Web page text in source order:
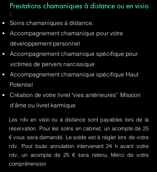
Prestations chamaniques à distance ou en visio
:
Soins chamaniques à distance.
Accompagnement chamanique pour votre
développement personnel
Accompagnement chamanique spécifique pour
victimes de pervers narcissique
Accompagnement chamanique spécifique Haut
Potentiel
Création de votre livret "vies antérieures" Mission
d'âme ou livret karmique
Les rdv en visio ou à distance sont payables lors de la
réservation. Pour les soins en cabinet, un acompte de 25
€ vous sera demandé. Le solde est à régler lors de votre
rdv. Pour toute annulation intervenant 24 h avant votre
rdv, un acompte de 25 € sera retenu. Merci de votre
compréhension